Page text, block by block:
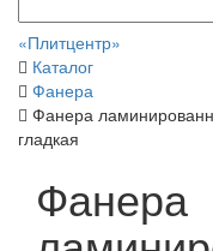
«Плитцентр»
Каталог
Фанера
Фанера
гладкая
Фанера